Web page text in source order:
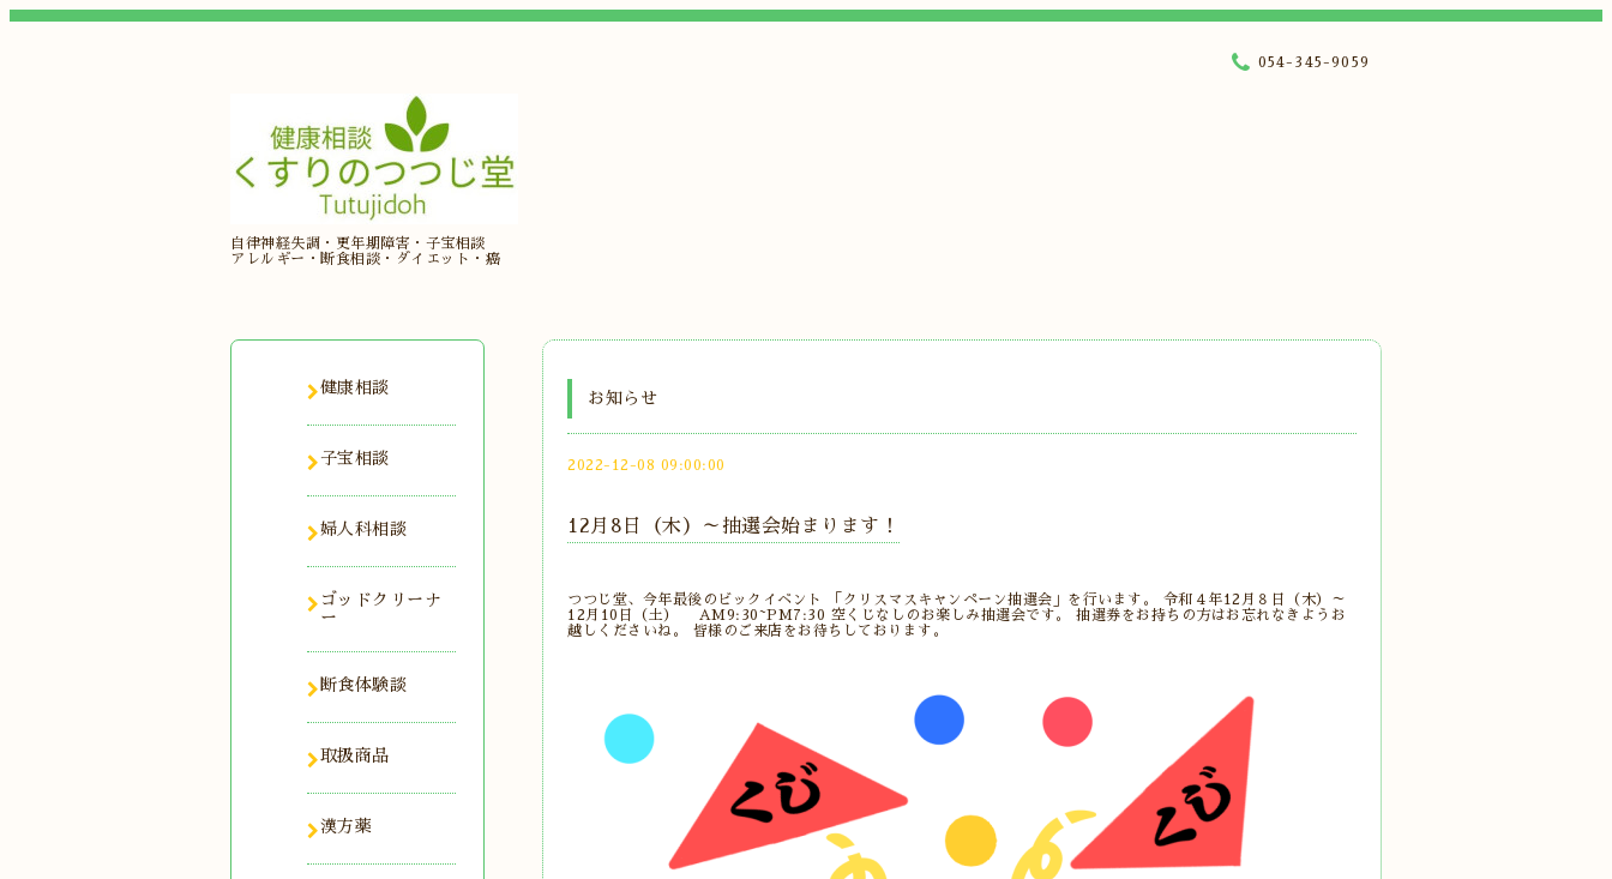
自律神経失調・更年期障害・子宝相談
アレルギー・断食相談・ダイエット・癌
054-345-9059
お知らせ
2022-12-08 09:00:00
12月8日（木）～抽選会始まります！
つつじ堂、今年最後のビックイベント 「クリスマスキャンペーン抽選会」を行います。 令和４年12月８日（木）～
12月10日（土） AM9:30~PM7:30 空くじなしのお楽しみ抽選会です。 抽選券をお持ちの方はお忘れなきようお
越しくださいね。 皆様のご来店をお待ちしております。
健康相談
子宝相談
婦人科相談
ゴッドクリーナ
ー
断食体験談
取扱商品
漢方薬